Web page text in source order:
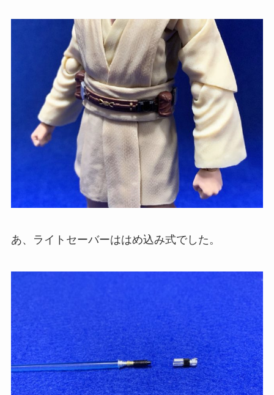
あ、ライトセーバーははめ込み式でした。